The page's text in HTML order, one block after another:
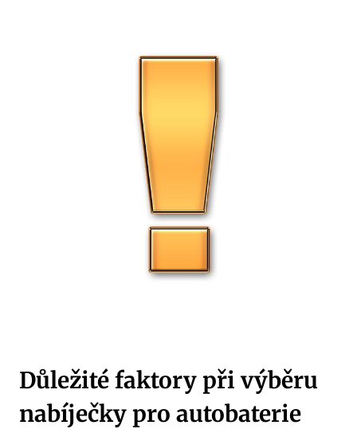
Důležité faktory při výběru
nabíječky pro autobaterie